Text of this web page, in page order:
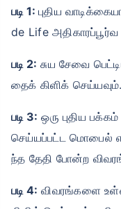
படி 1: புதிய
de Life
படி 2: சுய சேவை
தைக் கிளிக் செய்யவும்.
படி 3: ஒரு புதிய
செய்யப்பட்ட மொபைல்
ந்த தேதி போன்ற
படி 4: விவரங்களை
24 வயது
₹ 434/